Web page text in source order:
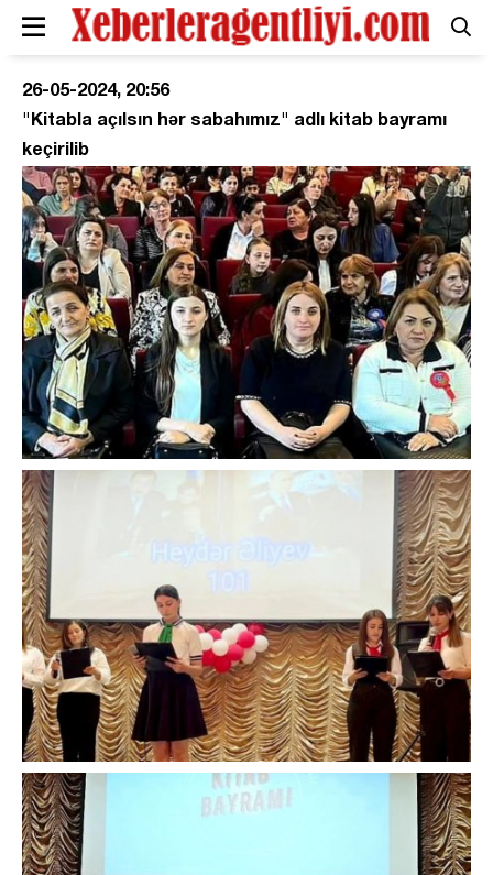
26-05-2024, 20:56
"Kitabla açılsın hər sabahımız" adlı kitab bayramı
keçirilib